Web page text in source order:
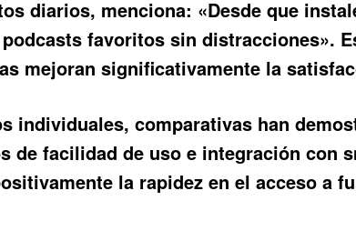
diarios, menciona: «Desde que
favoritos sin distracciones».
mejoran significativamente la
individuales, comparativas han
de facilidad de uso e integración con
la rapidez en el acceso a